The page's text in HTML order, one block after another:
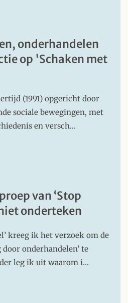
onderhandelen
op 'Schaken met
(1991) opgericht door
sociale bewegingen, met
en versch…
van ‘Stop
onderteken
kreeg ik het verzoek om de
door onderhandelen’ te
leg ik uit waarom i…